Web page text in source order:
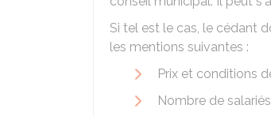
Si tel est le cas, le cédant
les mentions suivantes :
Prix et conditions
Nombre de